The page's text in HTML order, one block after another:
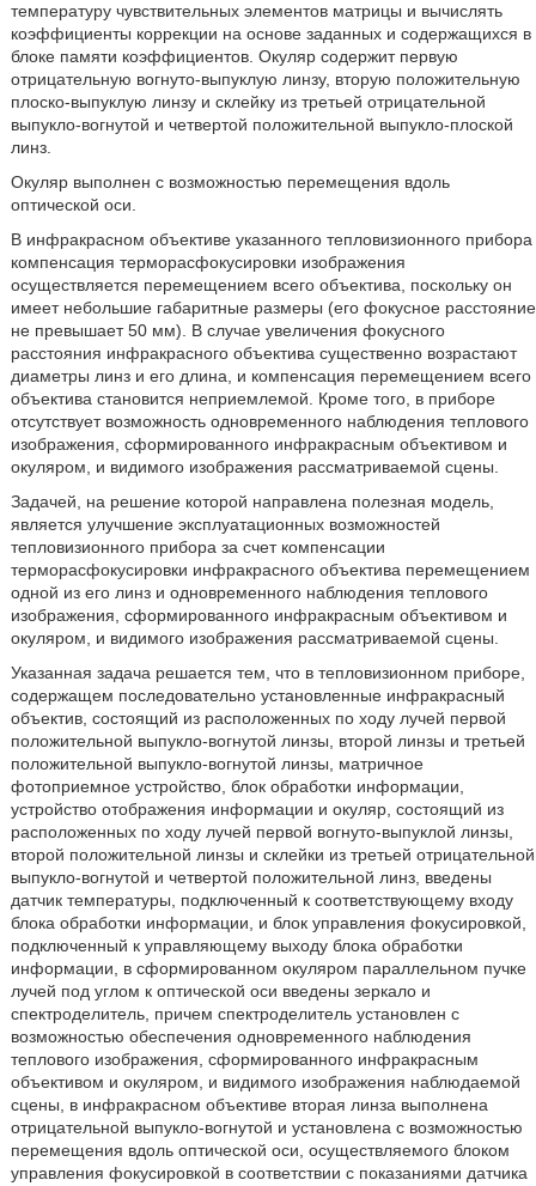
температуру чувствительных элементов матрицы и вычислять
коэффициенты коррекции на основе заданных и содержащихся в
блоке памяти коэффициентов. Окуляр содержит первую
отрицательную вогнуто-выпуклую линзу, вторую положительную
плоско-выпуклую линзу и склейку из третьей отрицательной
выпукло-вогнутой и четвертой положительной выпукло-плоской
линз.
Окуляр выполнен с возможностью перемещения вдоль
оптической оси.
В инфракрасном объективе указанного тепловизионного прибора
компенсация терморасфокусировки изображения
осуществляется перемещением всего объектива, поскольку он
имеет небольшие габаритные размеры (его фокусное расстояние
не превышает 50 мм). В случае увеличения фокусного
расстояния инфракрасного объектива существенно возрастают
диаметры линз и его длина, и компенсация перемещением всего
объектива становится неприемлемой. Кроме того, в приборе
отсутствует возможность одновременного наблюдения теплового
изображения, сформированного инфракрасным объективом и
окуляром, и видимого изображения рассматриваемой сцены.
Задачей, на решение которой направлена полезная модель,
является улучшение эксплуатационных возможностей
тепловизионного прибора за счет компенсации
терморасфокусировки инфракрасного объектива перемещением
одной из его линз и одновременного наблюдения теплового
изображения, сформированного инфракрасным объективом и
окуляром, и видимого изображения рассматриваемой сцены.
Указанная задача решается тем, что в тепловизионном приборе,
содержащем последовательно установленные инфракрасный
объектив, состоящий из расположенных по ходу лучей первой
положительной выпукло-вогнутой линзы, второй линзы и третьей
положительной выпукло-вогнутой линзы, матричное
фотоприемное устройство, блок обработки информации,
устройство отображения информации и окуляр, состоящий из
расположенных по ходу лучей первой вогнуто-выпуклой линзы,
второй положительной линзы и склейки из третьей отрицательной
выпукло-вогнутой и четвертой положительной линз, введены
датчик температуры, подключенный к соответствующему входу
блока обработки информации, и блок управления фокусировкой,
подключенный к управляющему выходу блока обработки
информации, в сформированном окуляром параллельном пучке
лучей под углом к оптической оси введены зеркало и
спектроделитель, причем спектроделитель установлен с
возможностью обеспечения одновременного наблюдения
теплового изображения, сформированного инфракрасным
объективом и окуляром, и видимого изображения наблюдаемой
сцены, в инфракрасном объективе вторая линза выполнена
отрицательной выпукло-вогнутой и установлена с возможностью
перемещения вдоль оптической оси, осуществляемого блоком
управления фокусировкой в соответствии с показаниями датчика